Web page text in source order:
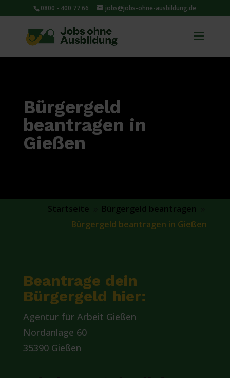
0800 - 400 77 66 jobs@jobs-ohne-ausbildung.de
Bürgergeld
beantragen in
Gießen
Startseite Bürgergeld beantragen
Bürgergeld beantragen in Gießen
Beantrage dein
Bürgergeld hier:
Agentur für Arbeit Gießen
Nordanlage 60
35390 Gießen